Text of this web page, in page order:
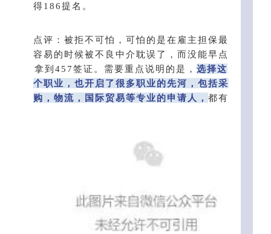
得186提名。
点评：被拒不可怕，可怕的是在雇主担保最
容易的时候被不良中介耽误了，而没能早点
拿到457签证。需要重点说明的是， 选择这
个职业，也开启了很多职业的先河，包括采
购，物流，国际贸易等专业的申请人， 都有